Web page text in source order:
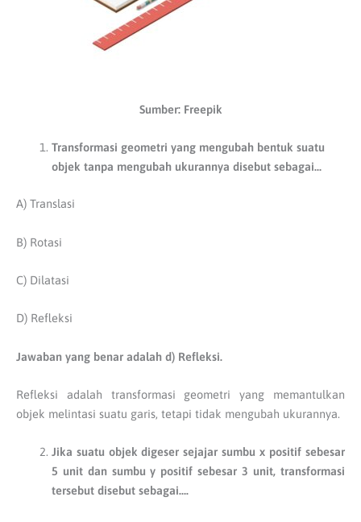
Sumber: Freepik
Transformasi geometri yang mengubah bentuk suatu
objek tanpa mengubah ukurannya disebut sebagai…
A) Translasi
B) Rotasi
C) Dilatasi
D) Refleksi
Jawaban yang benar adalah d) Refleksi.
Refleksi adalah transformasi geometri yang memantulkan
objek melintasi suatu garis, tetapi tidak mengubah ukurannya.
Jika suatu objek digeser sejajar sumbu x positif sebesar
5 unit dan sumbu y positif sebesar 3 unit, transformasi
tersebut disebut sebagai….